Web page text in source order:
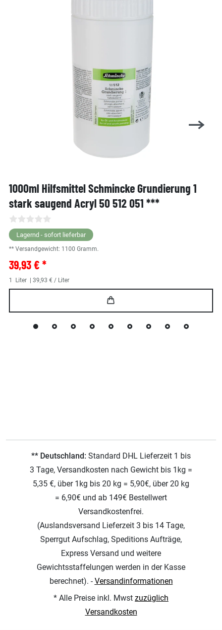
1000ml Hilfsmittel Schmincke Grundierung 1
stark saugend Acryl 50 512 051 ***
Lagernd - sofort lieferbar
** Versandgewicht: 1100 Gramm.
39,93 € *
1 Liter | 39,93 € / Liter
** Deutschland: Standard DHL Lieferzeit 1 bis
3 Tage, Versandkosten nach Gewicht bis 1kg =
5,35 €, über 1kg bis 20 kg = 5,90€, über 20 kg
= 6,90€ und ab 149€ Bestellwert
Versandkostenfrei.
(Auslandsversand Lieferzeit 3 bis 14 Tage,
Sperrgut Aufschlag, Speditions Aufträge,
Express Versand und weitere
Gewichtsstaffelungen werden in der Kasse
berechnet). -Versandinformationen
* Alle Preise inkl. Mwst zuzüglich
Versandkosten